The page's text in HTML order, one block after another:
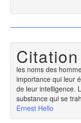
Citation
les noms des
importance qui leur
de leur intelligence.
substance qui se
Ernest Hello